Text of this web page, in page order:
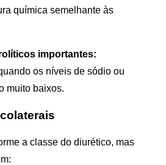
química semelhante às
importantes:
os níveis de sódio ou
muito baixos.
a classe do diurético, mas